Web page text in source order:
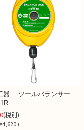
器 ツールバランサー
(税別)
¥4,620 )